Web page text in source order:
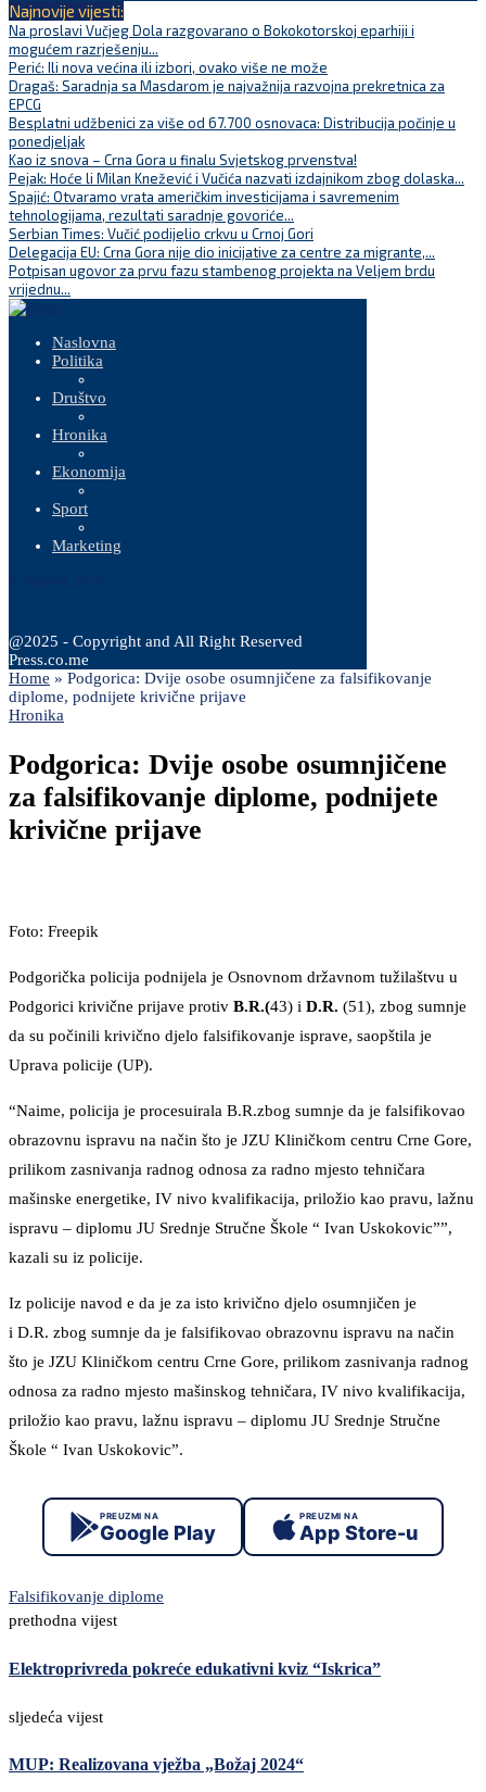
Najnovije vijesti:
Na proslavi Vučjeg Dola razgovarano o Bokokotorskoj eparhiji i
mogućem razrješenju...
Perić: Ili nova većina ili izbori, ovako više ne može
Dragaš: Saradnja sa Masdarom je najvažnija razvojna prekretnica za
EPCG
Besplatni udžbenici za više od 67.700 osnovaca: Distribucija počinje u
ponedjeljak
Kao iz snova – Crna Gora u finalu Svjetskog prvenstva!
Pejak: Hoće li Milan Knežević i Vučića nazvati izdajnikom zbog dolaska...
Spajić: Otvaramo vrata američkim investicijama i savremenim
tehnologijama, rezultati saradnje govoriće...
Serbian Times: Vučić podijelio crkvu u Crnoj Gori
Delegacija EU: Crna Gora nije dio inicijative za centre za migrante,...
Potpisan ugovor za prvu fazu stambenog projekta na Veljem brdu
vrijednu...
Naslovna
Politika
Društvo
Hronika
Ekonomija
Sport
Marketing
@2025 - Copyright and All Right Reserved
Press.co.me
Home » Podgorica: Dvije osobe osumnjičene za falsifikovanje
diplome, podnijete krivične prijave
Hronika
Podgorica: Dvije osobe osumnjičene
za falsifikovanje diplome, podnijete
krivične prijave
Foto: Freepik
Podgorička policija podnijela je Osnovnom državnom tužilaštvu u
Podgorici krivične prijave protiv B.R.(43) i D.R. (51), zbog sumnje
da su počinili krivično djelo falsifikovanje isprave, saopštila je
Uprava policije (UP).
“Naime, policija je procesuirala B.R.zbog sumnje da je falsifikovao
obrazovnu ispravu na način što je JZU Kliničkom centru Crne Gore,
prilikom zasnivanja radnog odnosa za radno mjesto tehničara
mašinske energetike, IV nivo kvalifikacija, priložio kao pravu, lažnu
ispravu – diplomu JU Srednje Stručne Škole “ Ivan Uskokovic””,
kazali su iz policije.
Iz policije navod e da je za isto krivično djelo osumnjičen je
i D.R. zbog sumnje da je falsifikovao obrazovnu ispravu na način
što je JZU Kliničkom centru Crne Gore, prilikom zasnivanja radnog
odnosa za radno mjesto mašinskog tehničara, IV nivo kvalifikacija,
priložio kao pravu, lažnu ispravu – diplomu JU Srednje Stručne
Škole “ Ivan Uskokovic”.
PREUZMI NA
Google Play
PREUZMI NA
App Store-u
Falsifikovanje diplome
prethodna vijest
Elektroprivreda pokreće edukativni kviz “Iskrica”
sljedeća vijest
MUP: Realizovana vježba „Božaj 2024“